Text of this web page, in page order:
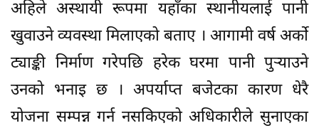
अहिले अस्थायी रूपमा यहाँका स्थानीयलाई पानी
खुवाउने व्यवस्था मिलाएको बताए । आगामी वर्ष अर्को
ट्याङ्की निर्माण गरेपछि हरेक घरमा पानी पुर्‍याउने
उनको भनाइ छ । अपर्याप्त बजेटका कारण धेरै
योजना सम्पन्न गर्न नसकिएको अधिकारीले सुनाएका